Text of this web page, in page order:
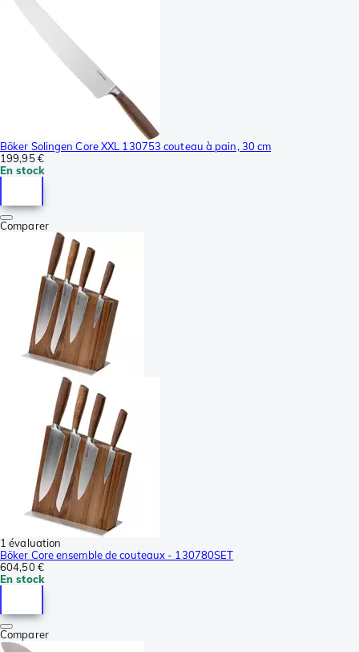
Böker Solingen Core XXL 130753 couteau à pain, 30 cm
199,95 €
En stock
Comparer
1 évaluation
Böker Core ensemble de couteaux - 130780SET
604,50 €
En stock
Comparer